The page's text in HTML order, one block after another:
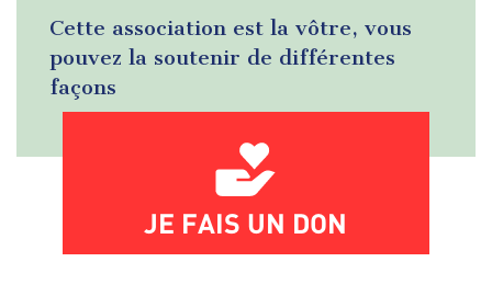
Cette association est la vôtre, vous
pouvez la soutenir de différentes
façons
JE FAIS UN DON